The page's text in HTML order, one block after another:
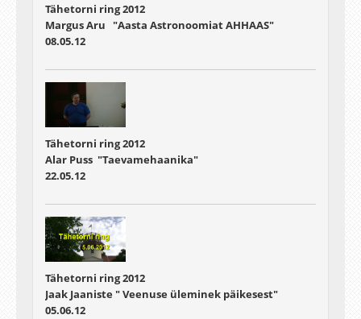
Tähetorni ring 2012
Margus Aru "Aasta Astronoomiat AHHAAS"
08.05.12
Tähetorni ring 2012
Alar Puss "Taevamehaanika"
22.05.12
Tähetorni ring 2012
Jaak Jaaniste " Veenuse üleminek päikesest"
05.06.12